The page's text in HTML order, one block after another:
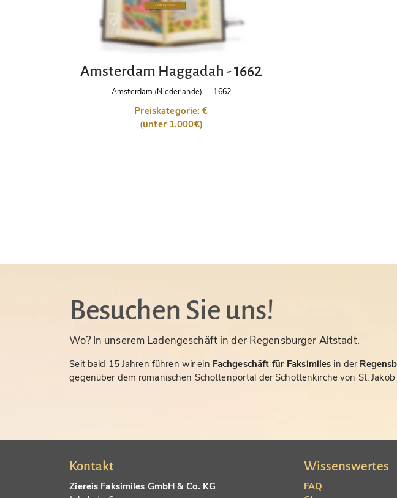
Amsterdam Haggadah - 1662
Amsterdam (Niederlande) —1662
Preiskategorie: €
(unter 1.000€)
Besuchen Sie uns!
Wo? In unserem Ladengeschäft in der Regensburger Altstadt.
Seit bald 15 Jahren führen wir ein Fachgeschäft für Faksimiles in der
gegenüber dem romanischen Schottenportal der Schottenkirche von St.
Kontakt
Ziereis Faksimiles GmbH & Co. KG
Wissenswertes
FAQ